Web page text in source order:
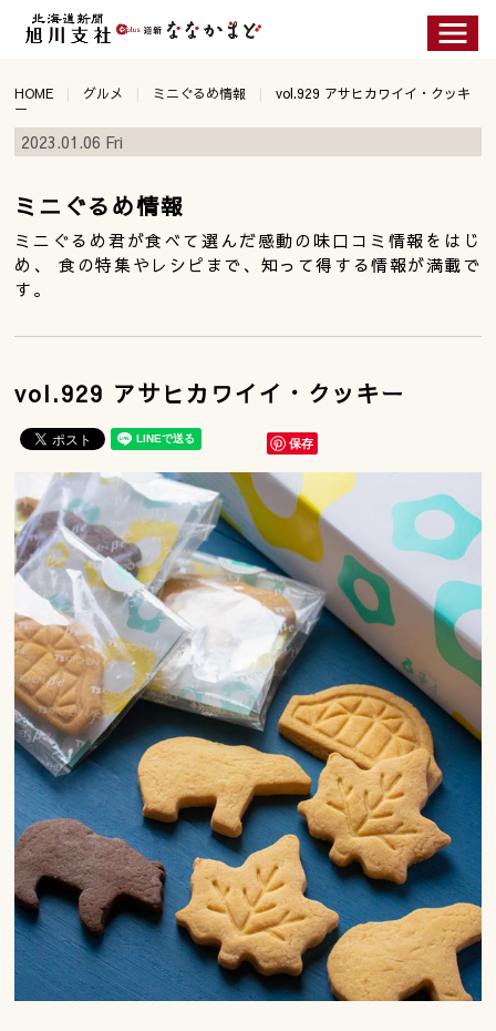
HOME グルメ ミニぐるめ情報
vol.929 アサヒカワイイ・クッキ
ー
2023.01.06 Fri
ミニぐるめ情報
ミニぐるめ君が食べて選んだ感動の味口コミ情報をはじ
め、 食の特集やレシピまで、知って得する情報が満載で
す。
vol.929 アサヒカワイイ・クッキー
保存